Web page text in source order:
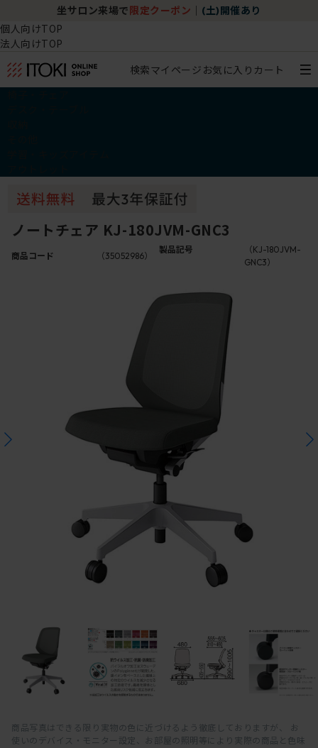
坐サロン来場で 限定クーポン (土)開催あり
個人向けTOP
法人向けTOP
検索マイページ お気に入り カート
ノートチェア KJ-180JVM-GNC3
商品コード （35052986）
製品記号
（KJ-180JVM-
GNC3）
商品写真はできる限り実物の色に近づけるよう徹底しておりますが、 お
使いのデバイス・モニター設定、お部屋の照明等により実際の商品と色味